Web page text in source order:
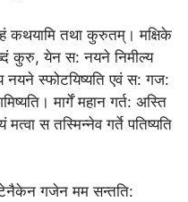
कथयामि तथा कुरुतम्। मक्षिके
कुरु, येन स: नयने निमील्य
नयने स्फोटयिष्यति एवं स: गज:
मार्गें महान गर्त: अस्ति
स तस्मिन्नेव गर्ते पतिष्यति
गजेन मम सन्तति: